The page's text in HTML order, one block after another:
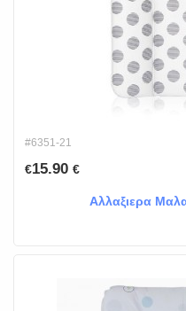
#6351-21
€15.90 €
Αλλαξιερα